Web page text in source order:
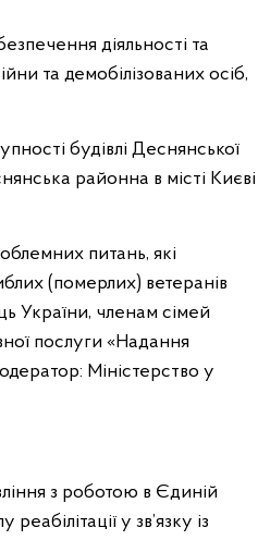
діяльності та
та демобілізованих осіб,
будівлі Деснянської
районна в місті Києві
питань, які
(померлих) ветеранів
України, членам сімей
послуги «Надання
Міністерство у
з роботою в Єдиній
у зв’язку із